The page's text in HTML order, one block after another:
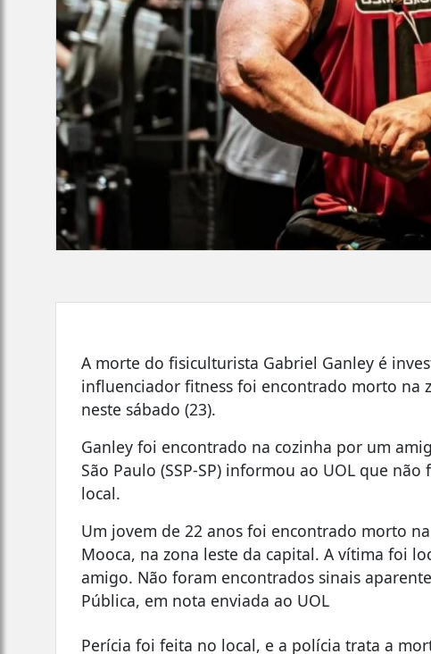
A morte do fisiculturista Gabriel Ganley é
influenciador fitness foi encontrado morto na
neste sábado (23).
Ganley foi encontrado na cozinha por um
São Paulo (SSP-SP) informou ao UOL que
local.
Um jovem de 22 anos foi encontrado morto
Mooca, na zona leste da capital. A vítima foi
amigo. Não foram encontrados sinais
Pública, em nota enviada ao UOL
Perícia foi feita no local, e a polícia trata a